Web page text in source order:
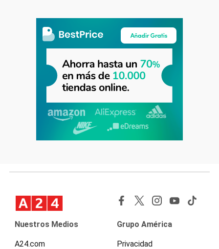
Nuestros Medios
A24.com
Grupo América
Privacidad